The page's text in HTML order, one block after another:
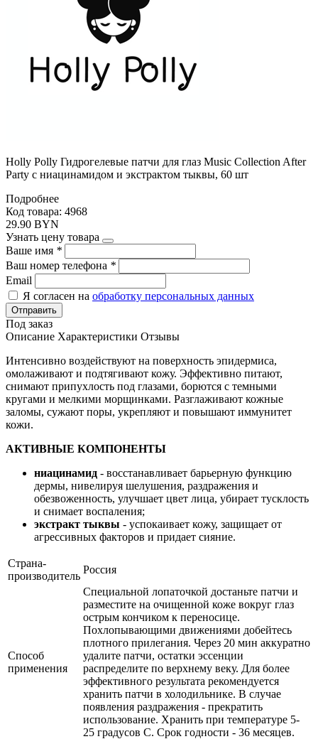
Holly Polly Гидрогелевые патчи для глаз Music Collection After
Party с ниацинамидом и экстрактом тыквы, 60 шт
Подробнее
Код товара: 4968
29.90 BYN
Узнать цену товара
Ваше имя *
Ваш номер телефона *
Email
Я согласен на обработку персональных данных
Отправить
Под заказ
Описание Характеристики Отзывы
Интенсивно воздействуют на поверхность эпидермиса,
омолаживают и подтягивают кожу. Эффективно питают,
снимают припухлость под глазами, борются с темными
кругами и мелкими морщинками. Разглаживают кожные
заломы, сужают поры, укрепляют и повышают иммунитет
кожи.
АКТИВНЫЕ КОМПОНЕНТЫ
ниацинамид - восстанавливает барьерную функцию
дермы, нивелируя шелушения, раздражения и
обезвоженность, улучшает цвет лица, убирает тусклость
и снимает воспаления;
экстракт тыквы - успокаивает кожу, защищает от
агрессивных факторов и придает сияние.
Страна-
производитель
Россия
Способ
применения
Специальной лопаточкой достаньте патчи и
разместите на очищенной коже вокруг глаз
острым кончиком к переносице.
Похлопывающими движениями добейтесь
плотного прилегания. Через 20 мин аккуратно
удалите патчи, остатки эссенции
распределите по верхнему веку. Для более
эффективного результата рекомендуется
хранить патчи в холодильнике. В случае
появления раздражения - прекратить
использование. Хранить при температуре 5-
25 градусов С. Срок годности - 36 месяцев.